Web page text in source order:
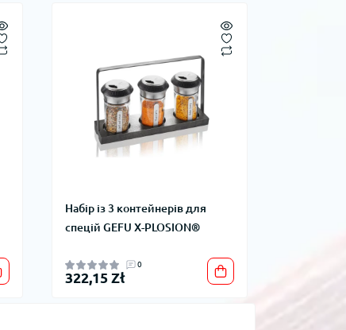
Набір із 3 контейнерів для
спецій GEFU X-PLOSION®
0
322,15 Zł